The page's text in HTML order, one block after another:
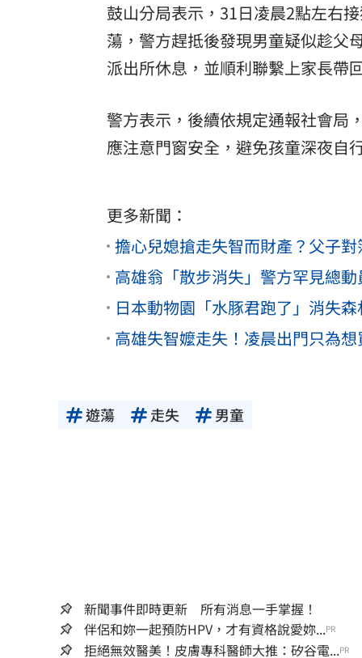
鼓山分局表示，31日凌晨2點左右
蕩 ，警方趕抵後發現男童疑似趁
派出所休息，並順利聯繫上家長帶
警方表示，後續依規定通報社會局
應注意門窗安全，避免孩童深夜自
更多新聞：
擔心兒媳搶走失智而財產？父子
高雄翁「散步消失」警方罕見總
日本動物園「水豚君跑了」消失
高雄失智嬤走失！凌晨出門只為
遊蕩 走失 男童
新聞事件即時更新 所有消息一手掌握！
伴侶和妳一起預防HPV，才有資格說愛妳...PR
拒絕無效醫美！皮膚專科醫師大推：矽谷電...PR